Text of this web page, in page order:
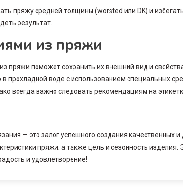
пряжу средней толщины (worsted или DK) и
результат.
из пряжи
пряжи поможет сохранить их внешний вид и
прохладной воде с использованием специальных
всегда важно следовать рекомендациям на
— это залог успешного создания качественных
пряжи, а также цель и сезонность
и удовлетворение!